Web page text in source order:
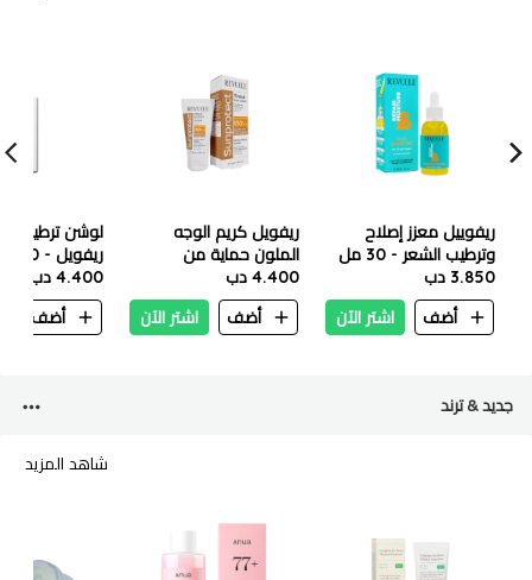
ريفوييل معزز إصلاح
وترطيب الشعر - 30 مل
3.850 دب
أضف
اشتر الآن
ريفويل كريم الوجه
الملون حماية من
50+ 50 مل
4.400 دب
أضف
اشتر الآن
لوشن ترطيب
ريفويل - 250 مل
4.400 دب
أضف
جديد & ترند
شاهد المزيد